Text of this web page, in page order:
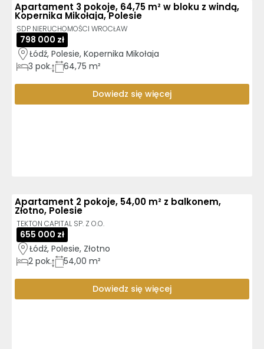
Apartament 3 pokoje, 64,75 m² w bloku z windą,
Kopernika Mikołaja, Polesie
SDP NIERUCHOMOŚCI WROCŁAW
798 000 zł
Łódź, Polesie, Kopernika Mikołaja
3 pok. 64,75 m²
Dowiedz się więcej
Apartament 2 pokoje, 54,00 m² z balkonem,
Złotno, Polesie
TEKTON CAPITAL SP. Z O.O.
655 000 zł
Łódź, Polesie, Złotno
2 pok. 54,00 m²
Dowiedz się więcej